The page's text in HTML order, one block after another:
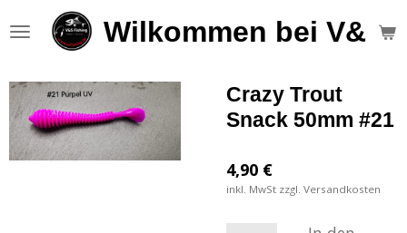
Hauptinhalt
Wilkommen bei V&S
Crazy Trout
Snack 50mm #21
4,90 €
inkl. MwSt zzgl. Versandkosten